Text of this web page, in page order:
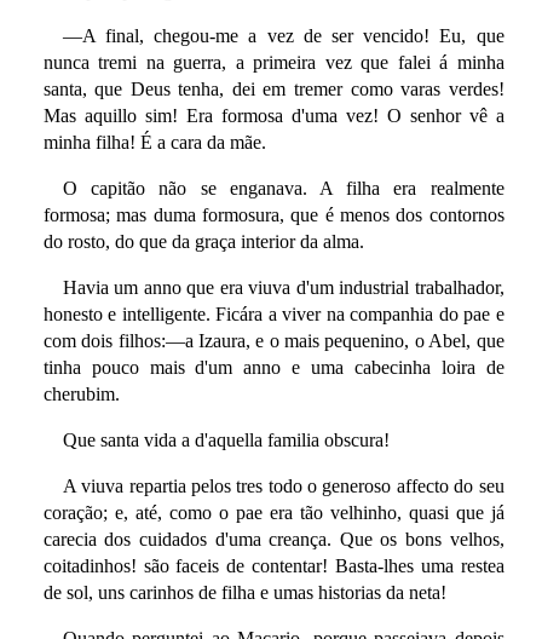
—A final, chegou-me a vez de ser vencido! Eu, que
nunca tremi na guerra, a primeira vez que falei á minha
santa, que Deus tenha, dei em tremer como varas verdes!
Mas aquillo sim! Era formosa d'uma vez! O senhor vê a
minha filha! É a cara da mãe.
O capitão não se enganava. A filha era realmente
formosa; mas duma formosura, que é menos dos contornos
do rosto, do que da graça interior da alma.
Havia um anno que era viuva d'um industrial trabalhador,
honesto e intelligente. Ficára a viver na companhia do pae e
com dois filhos:—a Izaura, e o mais pequenino, o Abel, que
tinha pouco mais d'um anno e uma cabecinha loira de
cherubim.
Que santa vida a d'aquella familia obscura!
A viuva repartia pelos tres todo o generoso affecto do seu
coração; e, até, como o pae era tão velhinho, quasi que já
carecia dos cuidados d'uma creança. Que os bons velhos,
coitadinhos! são faceis de contentar! Basta-lhes uma restea
de sol, uns carinhos de filha e umas historias da neta!